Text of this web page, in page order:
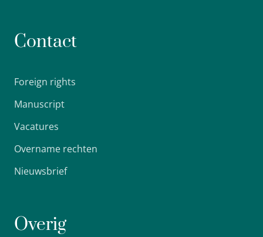
Contact
Foreign rights
Manuscript
Vacatures
Overname rechten
Nieuwsbrief
Overig